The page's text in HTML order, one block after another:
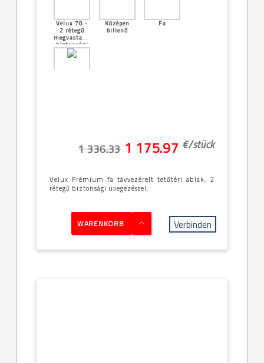
Velux 70 -
2 rétegű
megvastagított
biztonsági
üveg
Középen
billenő
Fa
1 336.33 1 175.97 €/stück
Velux Prémium fa távvezérelt tetőtéri ablak, 2
rétegű biztonsági üvegezéssel.
WARENKORB Verbinden